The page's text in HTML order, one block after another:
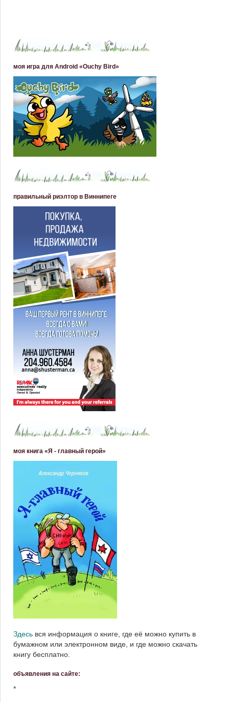
моя игра для Android «Ouchy Bird»
правильный риэлтор в Виннипеге
моя книга «Я - главный герой»
Здесь вся информация о книге, где её можно купить в
бумажном или электронном виде, и где можно скачать
книгу бесплатно.
объявления на сайте:
*